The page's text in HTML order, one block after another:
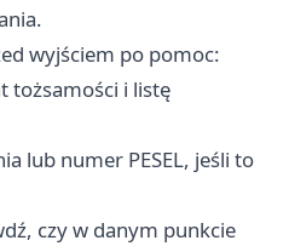
wyjściem po pomoc:
tożsamości i listę
lub numer PESEL, jeśli to
czy w danym punkcie